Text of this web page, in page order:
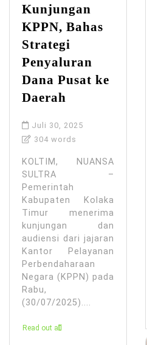
Kunjungan
KPPN, Bahas
Strategi
Penyaluran
Dana Pusat ke
Daerah
Juli 30, 2025
304 words
KOLTIM, NUANSA
SULTRA –
Pemerintah
Kabupaten Kolaka
Timur menerima
kunjungan dan
audiensi dari jajaran
Kantor Pelayanan
Perbendaharaan
Negara (KPPN) pada
Rabu,
(30/07/2025)....
Read out all